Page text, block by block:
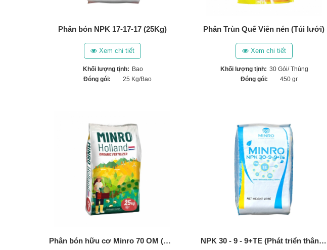
Phân bón NPK 17-17-17 (25Kg)
Xem chi tiết
Khối lượng tịnh: Bao
Đóng gói:
25 Kg/Bao
Phân Trùn Quế Viên nén (Túi lưới)
Xem chi tiết
Khối lượng tịnh: 30 Gói/ Thùng
Đóng gói:
450 gr
Phân bón hữu cơ Minro 70 OM (Hà Lan) NPK 30 - 9 - 9+TE (Phát triển thân, lá, cành, bộ rễ) (25 Kg)